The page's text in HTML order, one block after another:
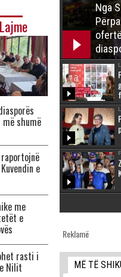
më shumë
e
me
e
rasti i
Nilit
Nga
Reklamë
MË TË